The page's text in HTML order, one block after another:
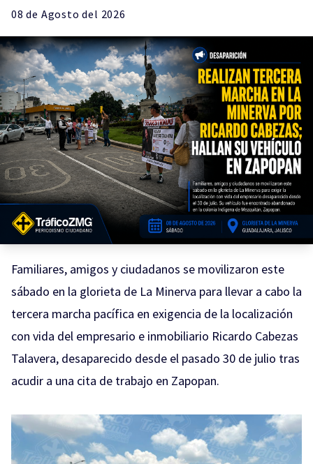
08 de Agosto del 2026
Familiares, amigos y ciudadanos se movilizaron este
sábado en la glorieta de La Minerva para llevar a cabo la
tercera marcha pacífica en exigencia de la localización
con vida del empresario e inmobiliario Ricardo Cabezas
Talavera, desaparecido desde el pasado 30 de julio tras
acudir a una cita de trabajo en Zapopan.